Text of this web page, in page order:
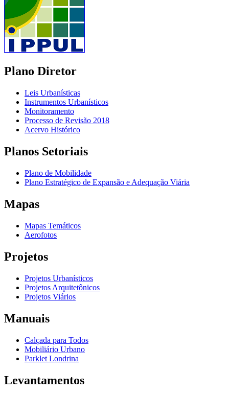
Plano Diretor
Leis Urbanísticas
Instrumentos Urbanísticos
Monitoramento
Processo de Revisão 2018
Acervo Histórico
Planos Setoriais
Plano de Mobilidade
Plano Estratégico de Expansão e Adequação Viária
Mapas
Mapas Temáticos
Aerofotos
Projetos
Projetos Urbanísticos
Projetos Arquitetônicos
Projetos Viários
Manuais
Calçada para Todos
Mobiliário Urbano
Parklet Londrina
Levantamentos